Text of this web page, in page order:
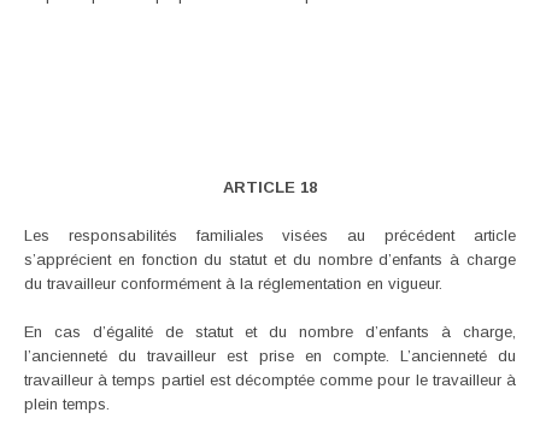
ARTICLE 18
Les responsabilités familiales visées au précédent article
s’apprécient en fonction du statut et du nombre d’enfants à charge
du travailleur conformément à la réglementation en vigueur.
En cas d’égalité de statut et du nombre d’enfants à charge,
l’ancienneté du travailleur est prise en compte. L’ancienneté du
travailleur à temps partiel est décomptée comme pour le travailleur à
plein temps.